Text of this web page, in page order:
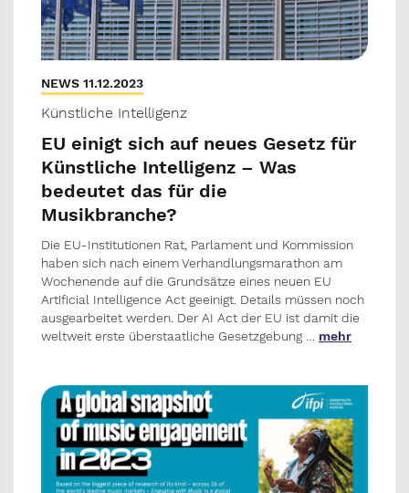
NEWS 11.12.2023
Künstliche Intelligenz
EU einigt sich auf neues Gesetz für
Künstliche Intelligenz – Was
bedeutet das für die
Musikbranche?
Die EU-Institutionen Rat, Parlament und Kommission
haben sich nach einem Verhandlungsmarathon am
Wochenende auf die Grundsätze eines neuen EU
Artificial Intelligence Act geeinigt. Details müssen noch
ausgearbeitet werden. Der AI Act der EU ist damit die
weltweit erste überstaatliche Gesetzgebung … mehr